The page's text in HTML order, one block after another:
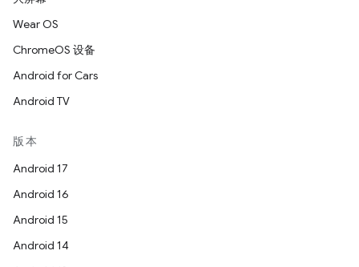
Wear OS
ChromeOS 设备
Android for Cars
Android TV
版本
Android 17
Android 16
Android 15
Android 14